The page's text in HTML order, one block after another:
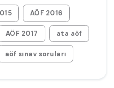
AÖF 2016
AÖF 2017 ata aöf
aöf sınav soruları